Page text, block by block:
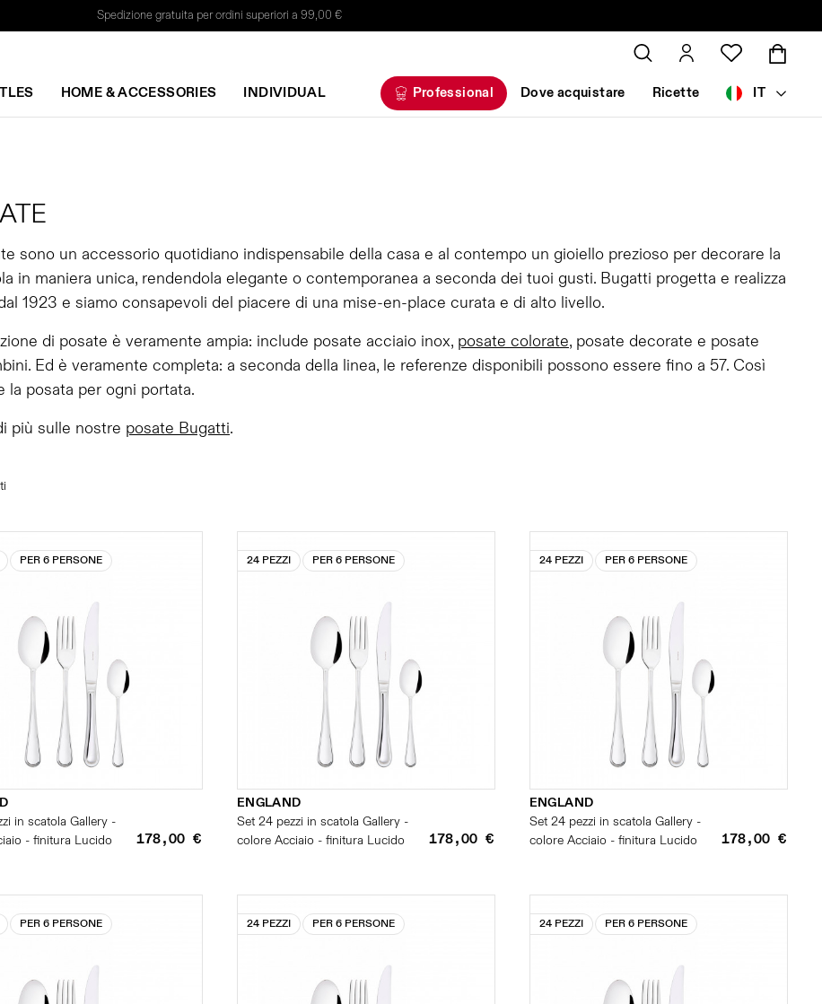
Spedizione gratuita per ordini superiori a 99,00 €
HOME & ACCESSORIES INDIVIDUAL Professional Dove acquistare Ricette IT
sono un accessorio quotidiano indispensabile della casa e al contempo un gioiello prezioso per decorare la
in maniera unica, rendendola elegante o contemporanea a seconda dei tuoi gusti. Bugatti progetta e realizza
1923 e siamo consapevoli del piacere di una mise-en-place curata e di alto livello.
di posate è veramente ampia: include posate acciaio inox, posate colorate, posate decorate e posate
Ed è veramente completa: a seconda della linea, le referenze disponibili possono essere fino a 57. Così
la posata per ogni portata.
più sulle nostre posate Bugatti.
PER 6 PERSONE
in scatola Gallery -
- finitura Lucido
178,00 €
24 PEZZI PER 6 PERSONE
ENGLAND
Set 24 pezzi in scatola Gallery -
colore Acciaio - finitura Lucido
178,00 €
24 PEZZI PER 6 PERSONE
ENGLAND
Set 24 pezzi in scatola Gallery -
colore Acciaio - finitura Lucido
178,00 €
PER 6 PERSONE 24 PEZZI PER 6 PERSONE 24 PEZZI PER 6 PERSONE